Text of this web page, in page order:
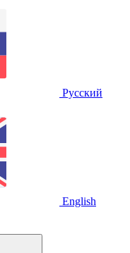
Русский
English